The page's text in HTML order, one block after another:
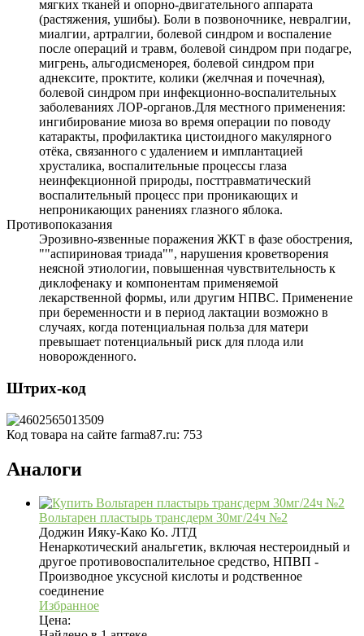
мягких тканей и опорно-двигательного аппарата
(растяжения, ушибы). Боли в позвоночнике, невралгии,
миалгии, артралгии, болевой синдром и воспаление
после операций и травм, болевой синдром при подагре,
мигрень, альгодисменорея, болевой синдром при
аднексите, проктите, колики (желчная и почечная),
болевой синдром при инфекционно-воспалительных
заболеваниях ЛОР-органов.Для местного применения:
ингибирование миоза во время операции по поводу
катаракты, профилактика цистоидного макулярного
отёка, связанного с удалением и имплантацией
хрусталика, воспалительные процессы глаза
неинфекционной природы, посттравматический
воспалительный процесс при проникающих и
непроникающих ранениях глазного яблока.
Противопоказания
Эрозивно-язвенные поражения ЖКТ в фазе обострения,
""аспириновая триада"", нарушения кроветворения
неясной этиологии, повышенная чувствительность к
диклофенаку и компонентам применяемой
лекарственной формы, или другим НПВС. Применение
при беременности и в период лактации возможно в
случаях, когда потенциальная польза для матери
превышает потенциальный риск для плода или
новорожденного.
Штрих-код
Код товара на сайте farma87.ru: 753
Аналоги
Вольтарен пластырь трансдерм 30мг/24ч №2
Доджин Ияку-Како Ко. ЛТД
Ненаркотический анальгетик, включая нестероидный и
другое противовоспалительное средство, НПВП -
Производное уксусной кислоты и родственное
соединение
Избранное
Цена: